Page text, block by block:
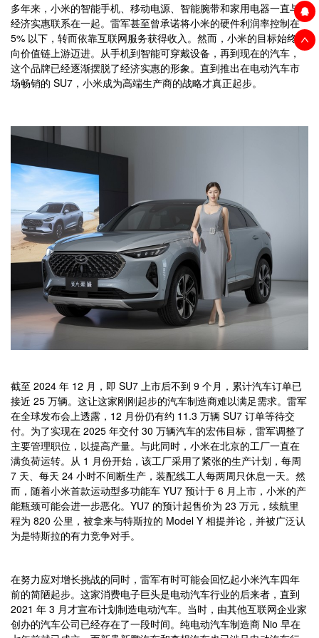
多年来，小米的智能手机、移动电源、智能腕带和家用电器一直与
经济实惠联系在一起。雷军甚至曾承诺将小米的硬件利润率控制在
5% 以下，转而依靠互联网服务获得收入。然而，小米的目标始终是
向价值链上游迈进。从手机到智能可穿戴设备，再到现在的汽车，
这个品牌已经逐渐摆脱了经济实惠的形象。直到推出在电动汽车市
场畅销的 SU7，小米成为高端生产商的战略才真正起步。
截至 2024 年 12 月，即 SU7 上市后不到 9 个月，累计汽车订单已
接近 25 万辆。这让这家刚刚起步的汽车制造商难以满足需求。雷军
在全球发布会上透露，12 月份仍有约 11.3 万辆 SU7 订单等待交
付。为了实现在 2025 年交付 30 万辆汽车的宏伟目标，雷军调整了
主要管理职位，以提高产量。与此同时，小米在北京的工厂一直在
满负荷运转。从 1 月份开始，该工厂采用了紧张的生产计划，每周
7 天、每天 24 小时不间断生产，装配线工人每两周只休息一天。然
而，随着小米首款运动型多功能车 YU7 预计于 6 月上市，小米的产
能瓶颈可能会进一步恶化。YU7 的预计起售价为 23 万元，续航里
程为 820 公里，被拿来与特斯拉的 Model Y 相提并论，并被广泛认
为是特斯拉的有力竞争对手。
在努力应对增长挑战的同时，雷军有时可能会回忆起小米汽车四年
前的简陋起步。这家消费电子巨头是电动汽车行业的后来者，直到
2021 年 3 月才宣布计划制造电动汽车。当时，由其他互联网企业家
创办的汽车公司已经存在了一段时间。纯电动汽车制造商 Nio 早在